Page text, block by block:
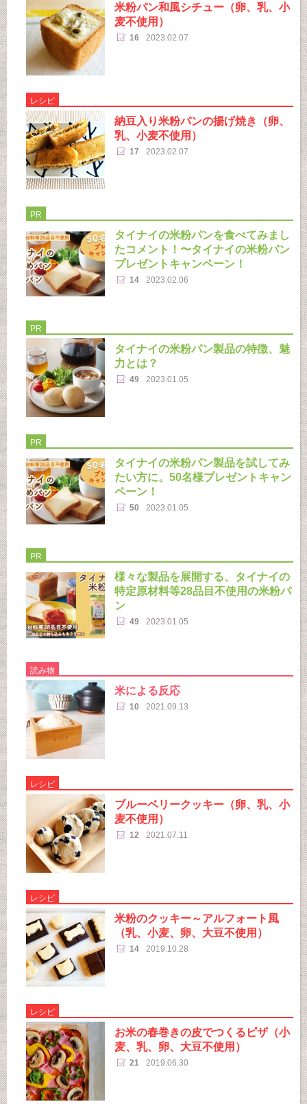
米粉パン和風シチュー（卵、乳、小
麦不使用）
16 2023.02.07
レシピ
納豆入り米粉パンの揚げ焼き（卵、
乳、小麦不使用）
17 2023.02.07
PR
タイナイの米粉パンを食べてみまし
たコメント！〜タイナイの米粉パン
プレゼントキャンペーン！
14 2023.02.06
PR
タイナイの米粉パン製品の特徴、魅
力とは？
49 2023.01.05
PR
タイナイの米粉パン製品を試してみ
たい方に。50名様プレゼントキャン
ペーン！
50 2023.01.05
PR
様々な製品を展開する、タイナイの
特定原材料等28品目不使用の米粉パ
ン
49 2023.01.05
読み物
米による反応
10 2021.09.13
レシピ
ブルーベリークッキー（卵、乳、小
麦不使用）
12 2021.07.11
レシピ
米粉のクッキー～アルフォート風
（乳、小麦、卵、大豆不使用）
14 2019.10.28
レシピ
お米の春巻きの皮でつくるピザ（小
麦、乳、卵、大豆不使用）
21 2019.06.30